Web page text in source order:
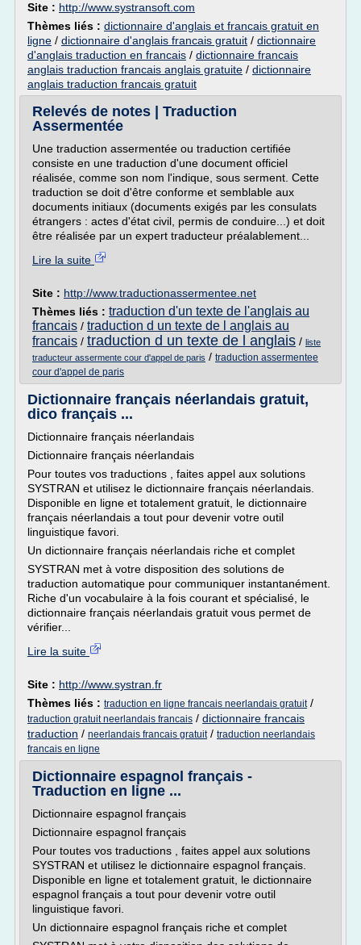
Site : http://www.systransoft.com
Thèmes liés : dictionnaire d'anglais et francais gratuit en
ligne / dictionnaire d'anglais francais gratuit / dictionnaire
d'anglais traduction en francais / dictionnaire francais
anglais traduction francais anglais gratuite / dictionnaire
anglais traduction francais gratuit
Relevés de notes | Traduction
Assermentée
Une traduction assermentée ou traduction certifiée
consiste en une traduction d'une document officiel
réalisée, comme son nom l'indique, sous serment. Cette
traduction se doit d'être conforme et semblable aux
documents initiaux (documents exigés par les consulats
étrangers : actes d'état civil, permis de conduire...) et doit
être réalisée par un expert traducteur préalablement...
Lire la suite
Site : http://www.traductionassermentee.net
Thèmes liés : traduction d'un texte de l'anglais au
francais / traduction d un texte de l anglais au
francais / traduction d un texte de l anglais / liste
traducteur assermente cour d'appel de paris / traduction assermentee
cour d'appel de paris
Dictionnaire français néerlandais gratuit,
dico français ...
Dictionnaire français néerlandais
Dictionnaire français néerlandais
Pour toutes vos traductions , faites appel aux solutions
SYSTRAN et utilisez le dictionnaire français néerlandais.
Disponible en ligne et totalement gratuit, le dictionnaire
français néerlandais a tout pour devenir votre outil
linguistique favori.
Un dictionnaire français néerlandais riche et complet
SYSTRAN met à votre disposition des solutions de
traduction automatique pour communiquer instantanément.
Riche d'un vocabulaire à la fois courant et spécialisé, le
dictionnaire français néerlandais gratuit vous permet de
vérifier...
Lire la suite
Site : http://www.systran.fr
Thèmes liés : traduction en ligne francais neerlandais gratuit/
traduction gratuit neerlandais francais / dictionnaire francais
traduction / neerlandais francais gratuit/ traduction neerlandais
francais en ligne
Dictionnaire espagnol français -
Traduction en ligne ...
Dictionnaire espagnol français
Dictionnaire espagnol français
Pour toutes vos traductions , faites appel aux solutions
SYSTRAN et utilisez le dictionnaire espagnol français.
Disponible en ligne et totalement gratuit, le dictionnaire
espagnol français a tout pour devenir votre outil
linguistique favori.
Un dictionnaire espagnol français riche et complet